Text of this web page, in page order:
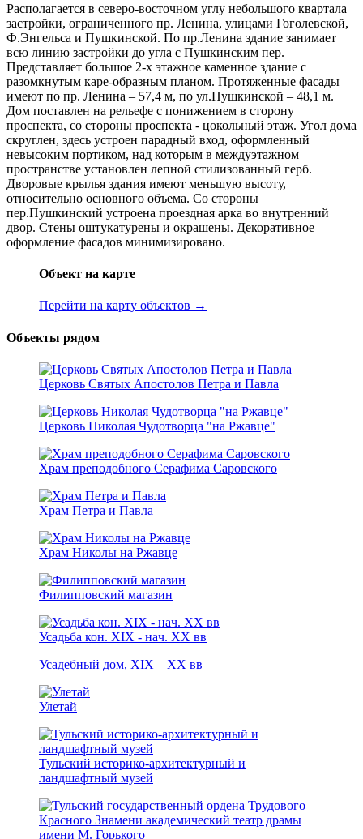
Располагается в северо-восточном углу небольшого квартала
застройки, ограниченного пр. Ленина, улицами Гоголевской,
Ф.Энгельса и Пушкинской. По пр.Ленина здание занимает
всю линию застройки до угла с Пушкинским пер.
Представляет большое 2-х этажное каменное здание с
разомкнутым каре-образным планом. Протяженные фасады
имеют по пр. Ленина – 57,4 м, по ул.Пушкинской – 48,1 м.
Дом поставлен на рельефе с понижением в сторону
проспекта, со стороны проспекта - цокольный этаж. Угол дома
скруглен, здесь устроен парадный вход, оформленный
невысоким портиком, над которым в междуэтажном
пространстве установлен лепной стилизованный герб.
Дворовые крылья здания имеют меньшую высоту,
относительно основного объема. Со стороны
пер.Пушкинский устроена проездная арка во внутренний
двор. Стены оштукатурены и окрашены. Декоративное
оформление фасадов минимизировано.
Объект на карте
Перейти на карту объектов →
Объекты рядом
Церковь Святых Апостолов Петра и Павла
Церковь Николая Чудотворца "на Ржавце"
Храм преподобного Серафима Саровского
Храм Петра и Павла
Храм Николы на Ржавце
Филипповский магазин
Усадьба кон. XIX - нaч. XX вв
Усадебный дом, XIX – ХХ вв
Улетай
Тульский историко-архитектурный и
ландшафтный музей